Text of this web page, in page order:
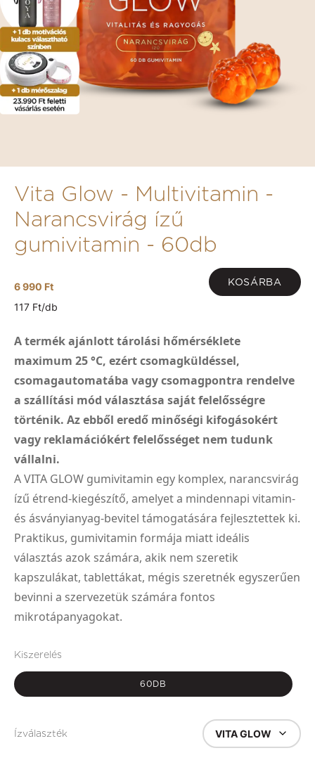
Vita Glow - Multivitamin -
Narancsvirág ízű
gumivitamin - 60db
6 990 Ft KOSÁRBA
117 Ft/db
A termék ajánlott tárolási hőmérséklete
maximum 25 °C, ezért csomagküldéssel,
csomagautomatába vagy csomagpontra rendelve
a szállítási mód választása saját felelősségre
történik. Az ebből eredő minőségi kifogásokért
vagy reklamációkért felelősséget nem tudunk
vállalni.
A VITA GLOW gumivitamin egy komplex, narancsvirág
ízű étrend-kiegészítő, amelyet a mindennapi vitamin-
és ásványianyag-bevitel támogatására fejlesztettek ki.
Praktikus, gumivitamin formája miatt ideális
választás azok számára, akik nem szeretik
kapszulákat, tablettákat, mégis szeretnék egyszerűen
bevinni a szervezetük számára fontos
mikrotápanyagokat.
Kiszerelés
60DB
Ízválaszték VITA GLOW